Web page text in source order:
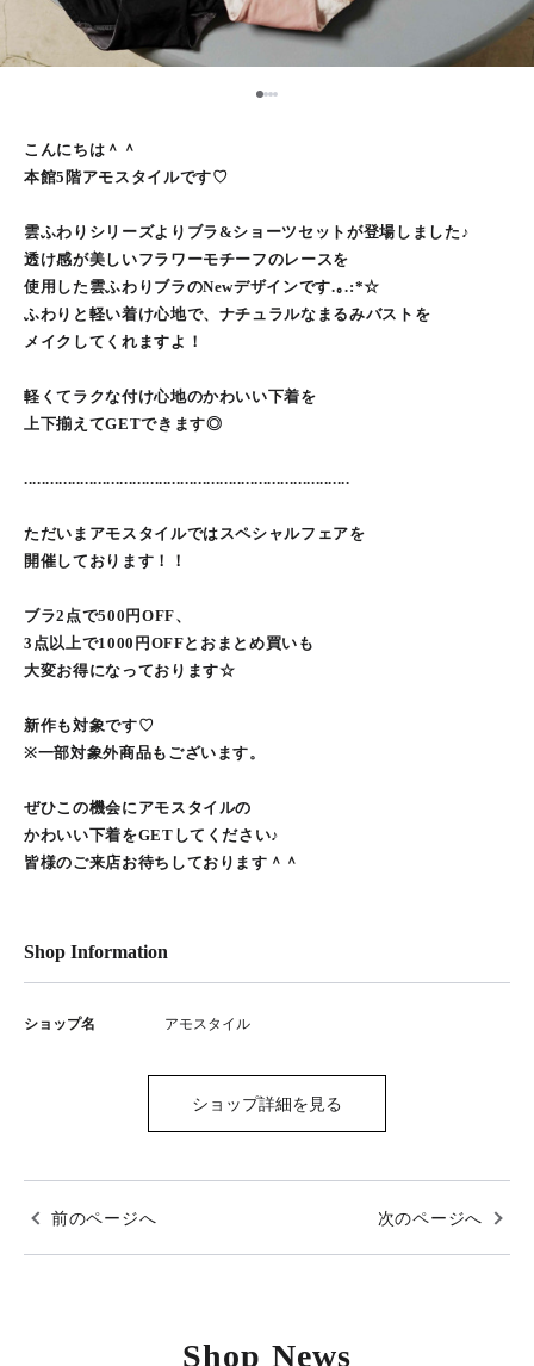
123
こんにちは＾＾
本館5階アモスタイルです♡
雲ふわりシリーズよりブラ&ショーツセットが登場しました♪
透け感が美しいフラワーモチーフのレースを
使用した雲ふわりブラのNewデザインです.｡.:*☆
ふわりと軽い着け心地で、ナチュラルなまるみバストを
メイクしてくれますよ！
軽くてラクな付け心地のかわいい下着を
上下揃えてGETできます◎
...........................................................................
ただいまアモスタイルではスペシャルフェアを
開催しております！！
ブラ2点で500円OFF、
3点以上で1000円OFFとおまとめ買いも
大変お得になっております☆
新作も対象です♡
※一部対象外商品もございます。
ぜひこの機会にアモスタイルの
かわいい下着をGETしてください♪
皆様のご来店お待ちしております＾＾
Shop Information
ショップ名 アモスタイル
ショップ詳細を見る
前のページへ 次のページへ
Shop News